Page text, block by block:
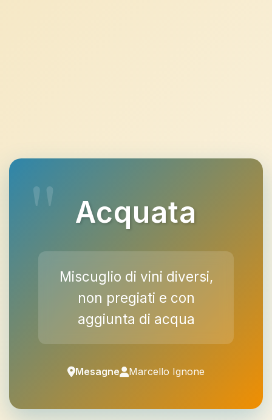
Acquata
Miscuglio di vini diversi,
non pregiati e con
aggiunta di acqua
Mesagne Marcello Ignone